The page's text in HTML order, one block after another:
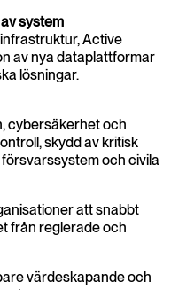
system
Active
av nya dataplattformar
lösningar.
cybersäkerhet och
skydd av kritisk
och civila
att snabbt
från reglerade och
värdeskapande och